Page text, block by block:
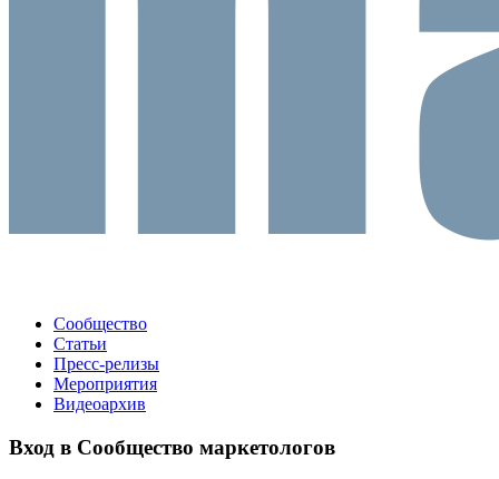
Сообщество
Статьи
Пресс-релизы
Мероприятия
Видеоархив
Вход в Сообщество маркетологов